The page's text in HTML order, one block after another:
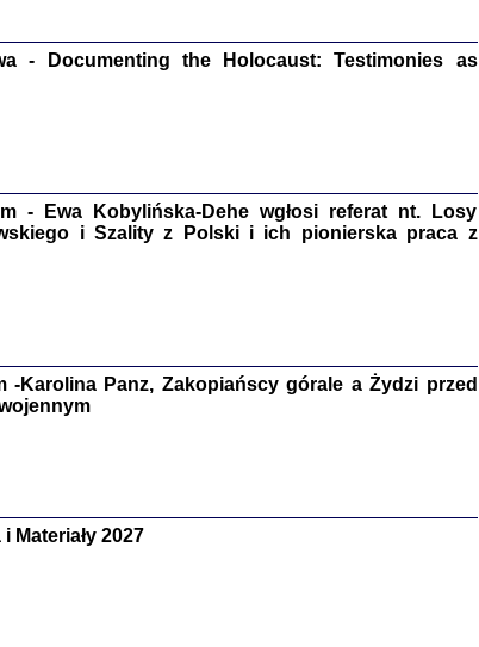
nr 17, R. 2021
Warszawa 2021
NIE WIEMY CO PRZYNIESIE NAM KOLEJNA GODZINA ...
Dziennik pisany w ukryciu w latach 1943-1944
Moszek Baum, oprac. Barbara Engelking, tłum. z jidysz Monika
Zagłada Żydów.
Studia i Materiały
- Documenting the Holocaust: Testimonies as
- Ewa Kobylińska-Dehe wgłosi referat nt. Losy
i Szality z Polski i ich pionierska praca z
-Karolina Panz, Zakopiańscy górale a Żydzi przed
Materiały 2027